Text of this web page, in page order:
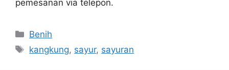
pemesanan via telepon.
Kategori
Benih
Tag
kangkung, sayur, sayuran